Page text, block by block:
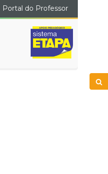
Portal do Professor